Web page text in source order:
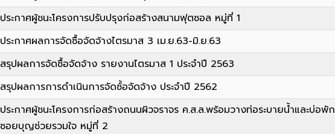
ประกาศผู้ชนะโครงการปรับปรุงก่อสร้างสนามฟุตซอล หมู่ที่ 1
ประกาศผลการจัดซื้อจัดจ้างไตรมาส 3 เม.ย.63-มิ.ย.63
สรุปผลการจัดซื้อจัดจ้าง รายงานไตรมาส 1 ประจำปี 2563
สรุปผลการการดำเนินการจัดซ์้อจัดจ้าง ประจำปี 2562
ประกาศผู้ชนะโครงการก่อสร้างถนนผิวจราจร ค.ส.ล.พร้อมวางท่อระบายน้ำและบ่อพัก
ซอยบุญช่วยรวมใจ หมู่ที่ 2